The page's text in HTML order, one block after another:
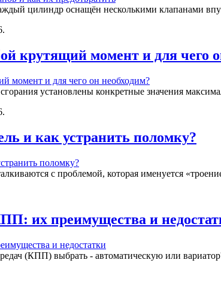
цилиндр оснащён несколькими клапанами
крутящий момент и для чего
установлены конкретные значения
и как устранить поломку?
с проблемой, которая именуется
их преимущества и
(КПП) выбрать - автоматическую или